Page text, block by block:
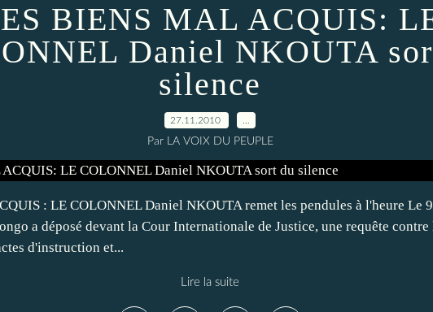
BIENS MAL ACQUIS:
Daniel NKOUTA
silence
27.11.2010
Par LA VOIX DU PEUPLE
: LE COLONNEL Daniel NKOUTA remet les pendules à l'heure Le
a déposé devant la Cour Internationale de Justice, une requête
d'instruction et...
Lire la suite